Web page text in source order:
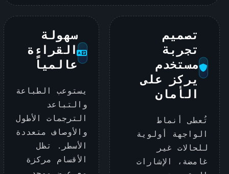
تصميم
تجربة
مستخدم
يركز على
الأمان
تُعطى أنماط
الواجهة أولوية
للحالات غير
غامضة، الإشارات
سهولة
القراءة
عالمياً
يستوعب الطباعة
والتباعد
الترجمات الأطول
والأوصاف متعددة
الأسطر. تظل
الأقسام مركزة